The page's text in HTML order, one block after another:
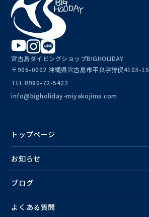
宮古島ダイビングショップBIGHOLIDAY
〒906-0002 沖縄県宮古島市平良字狩俣4103-15
TEL0980-72-5422
info@bigholiday-miyakojima.com
トップページ
お知らせ
ブログ
よくある質問